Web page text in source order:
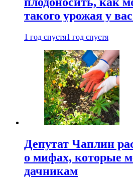
такого урожая у
1 год спустя1 год спустя
Депутат Чаплин
о мифах, которые
дачникам